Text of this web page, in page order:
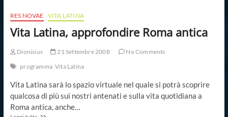
RES NOVAE VITA LATINA
Vita Latina, approfondire Roma antica
Dionisius 21 Settembre 2008
No Comments
programma Vita Latina
Vita Latina sarà lo spazio virtuale nel quale si potrà scoprire
qualcosa di più sui nostri antenati e sulla vita quotidiana a
Roma antica, anche…